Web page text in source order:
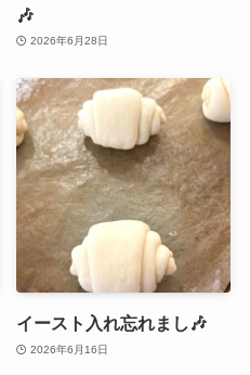
🎶
2026年6月28日
イースト入れ忘れまし🎶
2026年6月16日